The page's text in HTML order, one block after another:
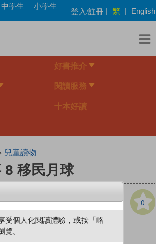
中學生
小學生
登入/註冊 | 繁 | English
好書推介
閱讀服務
十本好讀
兒童讀物
8 移民月球
0
受個人化閱讀體驗，或按「略
覽。